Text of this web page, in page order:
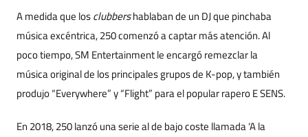
A medida que losclubbershablaban de un DJ que pinchaba
música excéntrica, 250 comenzó a captar más atención. Al
poco tiempo, SM Entertainment le encargó remezclar la
música original de los principales grupos de K-pop, y también
produjo “Everywhere” y “Flight” para el popular rapero E SENS.
En 2018, 250 lanzó una serie al de bajo coste llamada ‘A la